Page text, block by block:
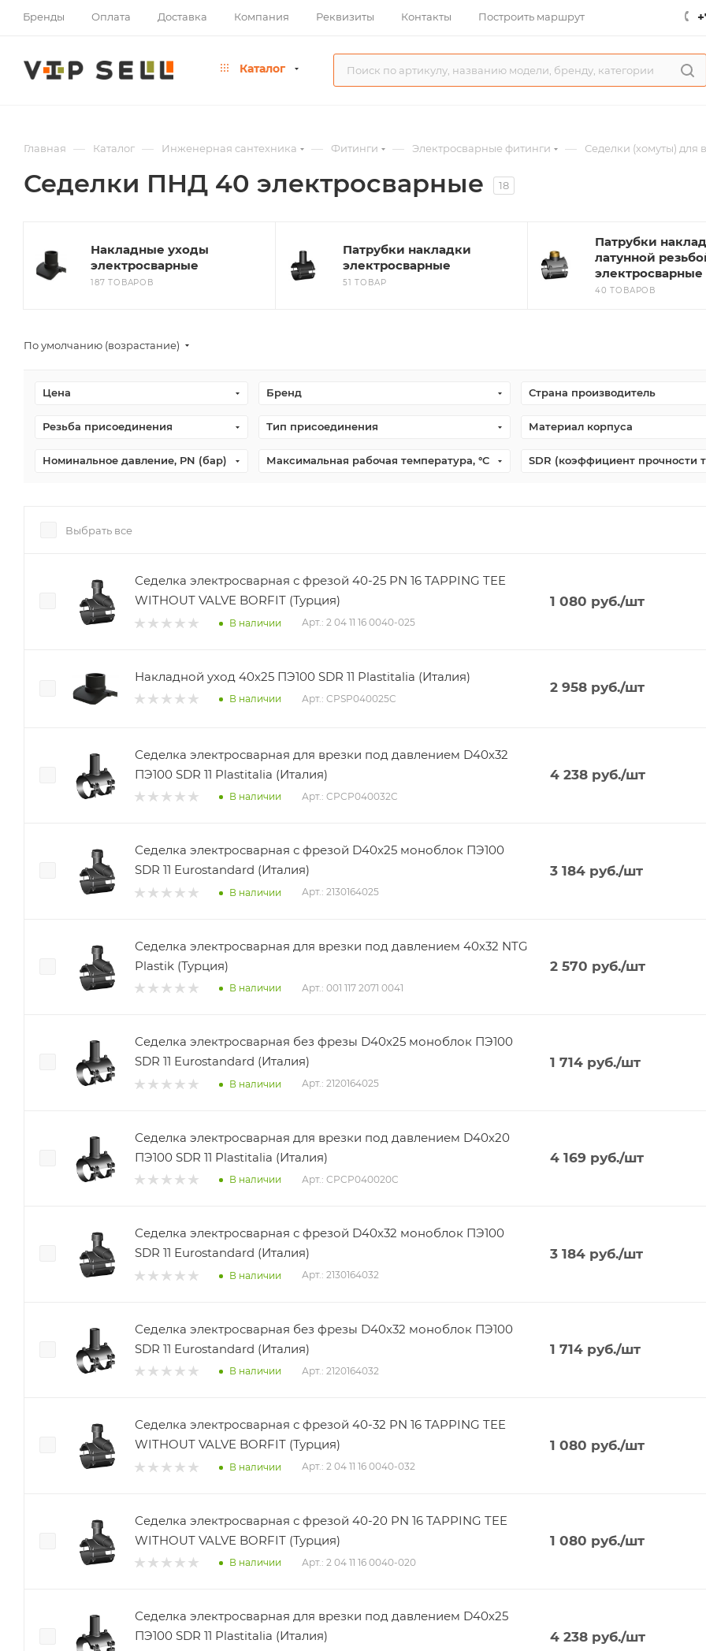
Бренды Оплата Доставка Компания Реквизиты Контакты Построить маршрут
Каталог
Главная — Каталог — Инженерная сантехника — Фитинги — Электросварные фитинги — Седелки (хомуты) для
Седелки ПНД 40 электросварные 18
Накладные уходы
электросварные
187 ТОВАРОВ
Патрубки накладки
электросварные
51 ТОВАР
Патрубки
латунной
электросварные
40 ТОВАРОВ
По умолчанию (возрастание)
Цена Бренд Страна производитель
Резьба присоединения Тип присоединения Материал корпуса
Номинальное давление, PN (бар) Максимальная рабочая температура, °С SDR (коэффициент прочности
Выбрать все
Седелка электросварная с фрезой 40-25 PN 16 TAPPING TEE
WITHOUT VALVE BORFIT (Турция)
В наличии Арт.: 2 04 11 16 0040-025
1 080 руб./шт
Накладной уход 40х25 ПЭ100 SDR 11 Plastitalia (Италия)
В наличии Арт.: CPSP040025C
2 958 руб./шт
Седелка электросварная для врезки под давлением D40х32
ПЭ100 SDR 11 Plastitalia (Италия)
В наличии Арт.: CPCP040032C
4 238 руб./шт
Седелка электросварная с фрезой D40х25 моноблок ПЭ100
SDR 11 Eurostandard (Италия)
В наличии Арт.: 2130164025
3 184 руб./шт
Седелка электросварная для врезки под давлением 40х32 NTG
Plastik (Турция)
В наличии Арт.: 001 117 2071 0041
2 570 руб./шт
Седелка электросварная без фрезы D40х25 моноблок ПЭ100
SDR 11 Eurostandard (Италия)
В наличии Арт.: 2120164025
1 714 руб./шт
Седелка электросварная для врезки под давлением D40х20
ПЭ100 SDR 11 Plastitalia (Италия)
В наличии Арт.: CPCP040020C
4 169 руб./шт
Седелка электросварная с фрезой D40х32 моноблок ПЭ100
SDR 11 Eurostandard (Италия)
В наличии Арт.: 2130164032
3 184 руб./шт
Седелка электросварная без фрезы D40х32 моноблок ПЭ100
SDR 11 Eurostandard (Италия)
В наличии Арт.: 2120164032
1 714 руб./шт
Седелка электросварная с фрезой 40-32 PN 16 TAPPING TEE
WITHOUT VALVE BORFIT (Турция)
В наличии Арт.: 2 04 11 16 0040-032
1 080 руб./шт
Седелка электросварная с фрезой 40-20 PN 16 TAPPING TEE
WITHOUT VALVE BORFIT (Турция)
В наличии Арт.: 2 04 11 16 0040-020
1 080 руб./шт
Седелка электросварная для врезки под давлением D40х25
ПЭ100 SDR 11 Plastitalia (Италия)
4 238 руб./шт